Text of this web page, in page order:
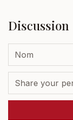
Discussion